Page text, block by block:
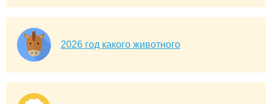
2026 год какого животного